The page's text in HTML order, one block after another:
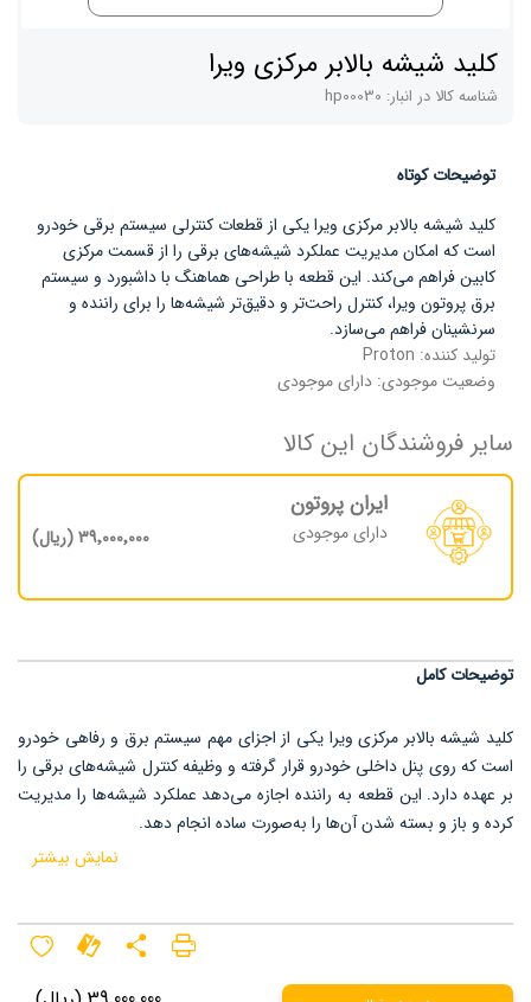
کلید شیشه بالابر مرکزی ویرا
شناسه کالا در انبار: hp00030
توضیحات کوتاه
کلید شیشه بالابر مرکزی ویرا یکی از قطعات کنترلی سیستم برقی خودرو
است که امکان مدیریت عملکرد شیشه‌های برقی را از قسمت مرکزی
کابین فراهم می‌کند. این قطعه با طراحی هماهنگ با داشبورد و سیستم
برق پروتون ویرا، کنترل راحت‌تر و دقیق‌تر شیشه‌ها را برای راننده و
سرنشینان فراهم می‌سازد.
تولید کننده: Proton
وضعیت موجودی: دارای موجودی
سایر فروشندگان این کالا
ایران پروتون
دارای موجودی 39٬000٬000 (ریال)
توضیحات کامل
کلید شیشه بالابر مرکزی ویرا یکی از اجزای مهم سیستم برق و رفاهی خودرو
است که روی پنل داخلی خودرو قرار گرفته و وظیفه کنترل شیشه‌های برقی را
بر عهده دارد. این قطعه به راننده اجازه می‌دهد عملکرد شیشه‌ها را مدیریت
کرده و باز و بسته شدن آن‌ها را به‌صورت ساده انجام دهد.
این کلید با ساختار الکتریکی دقیق و طراحی متناسب با کابین پروتون ویرا
موتورهای شیشه بالابر داشته باشد. کیفیت ساخت کلید تأثیر مستقیمی بر
سرعت پاسخ‌دهی، دوام اتصالات داخلی و عملکرد صحیح سیستم شیشه‌های
نمایش بیشتر